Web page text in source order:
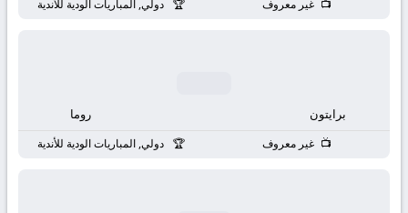
غير معروف دولي, المباريات الودية للأندية
برايتون روما
غير معروف دولي, المباريات الودية للأندية